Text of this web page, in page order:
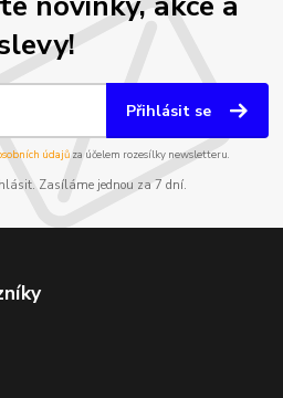
Přihlásit se
údajůza účelem rozesílky newsletteru.
Zasíláme jednou za 7 dní.